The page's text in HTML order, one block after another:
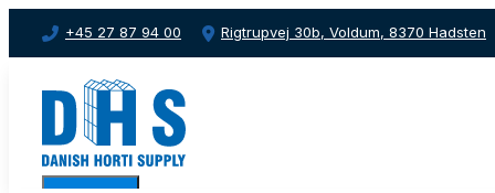
+45 27 87 94 00 Rigtrupvej 30b, Voldum, 8370 Hadsten